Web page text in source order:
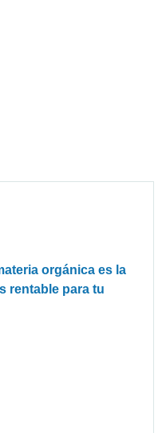
orgánica es la
rentable para tu